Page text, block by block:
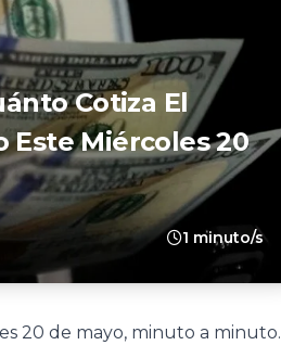
Cotiza El
Este Miércoles 20
1 minuto/s
20 de mayo, minuto a minuto.